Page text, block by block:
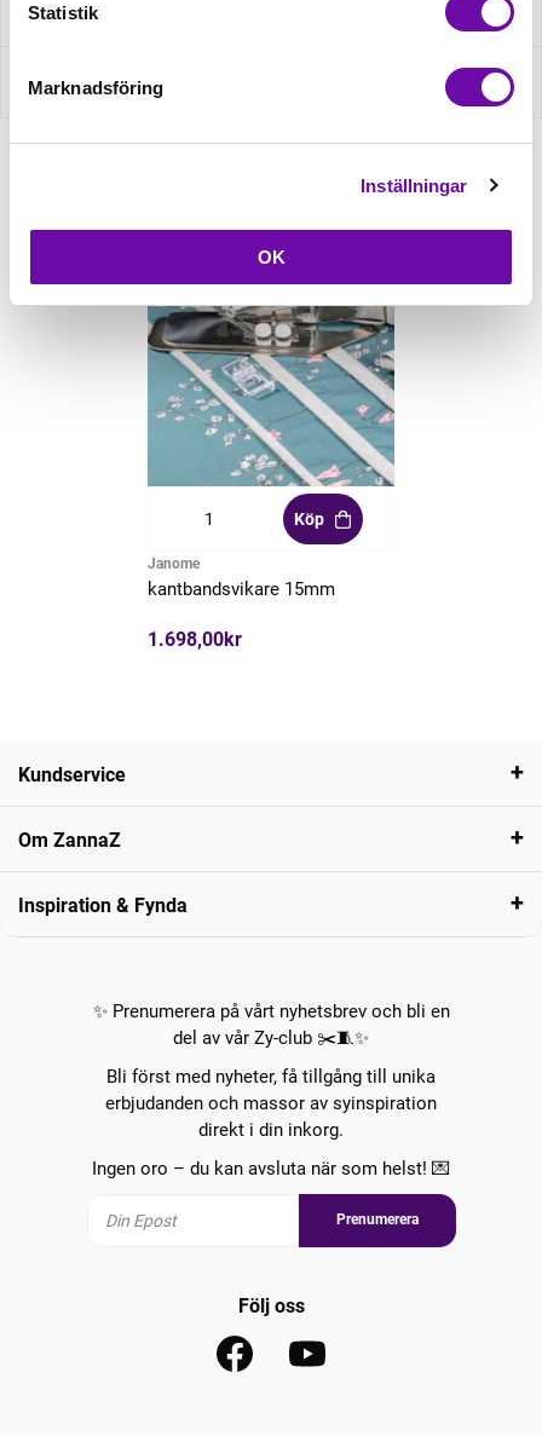
Statistik
Marknadsföring
Inställningar
OK
Fråga om produkt
Recensioner
Relaterade produkter
Köp
Janome
kantbandsvikare 15mm
1.698,00kr
Kundservice
Om ZannaZ
Inspiration & Fynda
✨ Prenumerera på vårt nyhetsbrev och bli en
del av vår Zy-club ✂️🧵✨
Bli först med nyheter, få tillgång till unika
erbjudanden och massor av syinspiration
direkt i din inkorg.
Ingen oro – du kan avsluta när som helst! 💌
Prenumerera
Följ oss